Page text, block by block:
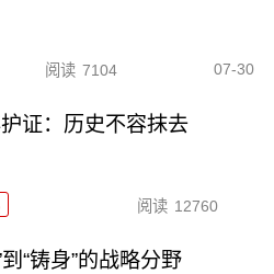
阅读 7104 07-30
证：历史不容抹去
阅读 12760
“铸身”的战略分野